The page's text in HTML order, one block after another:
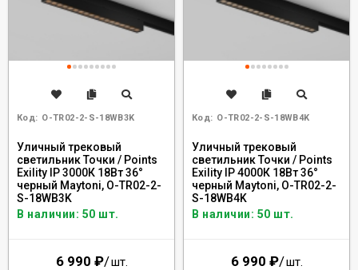
Код: O-TR02-2-S-18WB3K
Уличный трековый
светильник Точки / Points
Exility IP 3000К 18Вт 36°
черный Maytoni, O-TR02-2-
S-18WB3K
В наличии: 50 шт.
6 990 ₽/шт.
Код: O-TR02-2-S-18WB4K
Уличный трековый
светильник Точки / Points
Exility IP 4000К 18Вт 36°
черный Maytoni, O-TR02-2-
S-18WB4K
В наличии: 50 шт.
6 990 ₽/шт.